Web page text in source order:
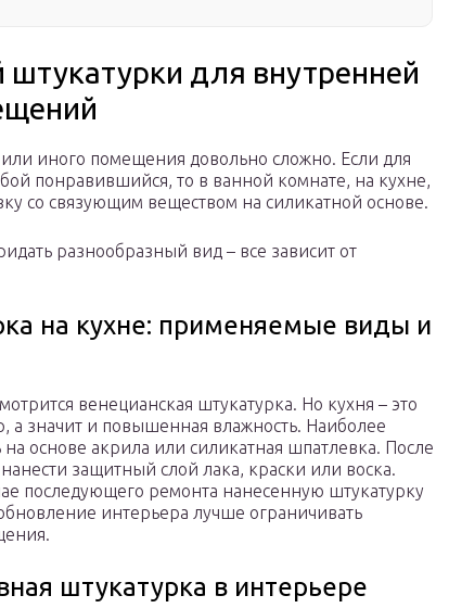
для внутренней
иного помещения довольно сложно. Если для
понравившийся, то в ванной комнате, на кухне,
со связующим веществом на силикатной основе.
разнообразный вид – все зависит от
на кухне: применяемые виды и
венецианская штукатурка. Но кухня – это
а значит и повышенная влажность. Наиболее
основе акрила или силикатная шпатлевка. После
защитный слой лака, краски или воска.
последующего ремонта нанесенную штукатурку
интерьера лучше ограничивать
штукатурка в интерьере